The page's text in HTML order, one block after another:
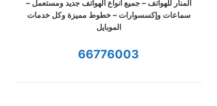
المنار للهواتف – جميع أنواع الهواتف جديد ومستعمل –
سماعات وإكسسوارات – خطوط مميزة وكل خدمات
الموبايل
66776003